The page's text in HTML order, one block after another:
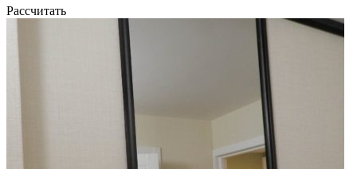
Рассчитать